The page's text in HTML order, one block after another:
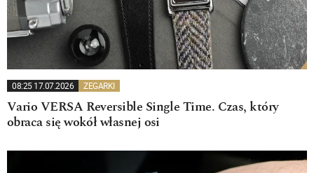
08:25 17.07.2026 ZEGARKI
Vario VERSA Reversible Single Time. Czas, który
obraca się wokół własnej osi